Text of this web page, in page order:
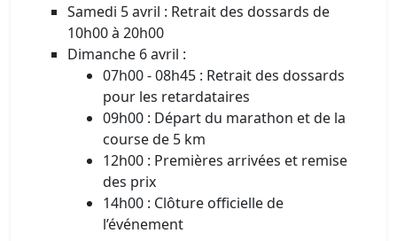
Samedi 5 avril : Retrait des dossards de
10h00 à 20h00
Dimanche 6 avril :
07h00 - 08h45 : Retrait des dossards
pour les retardataires
09h00 : Départ du marathon et de la
course de 5 km
12h00 : Premières arrivées et remise
des prix
14h00 : Clôture officielle de
l’événement